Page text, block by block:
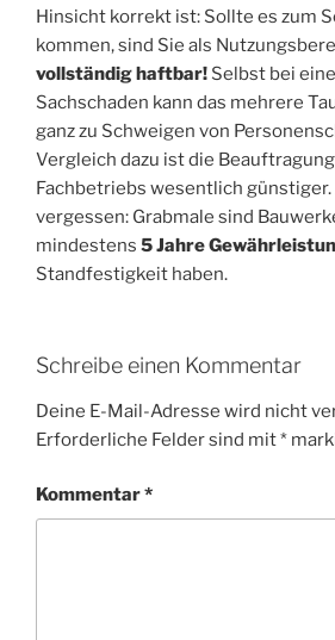
Hinsicht korrekt ist: Sollte es zum
kommen, sind Sie als
vollständig haftbar! Selbst bei
Sachschaden kann das mehrere
ganz zu Schweigen von
Vergleich dazu ist die
Fachbetriebs wesentlich
vergessen: Grabmale sind
mindestens 5 Jahre
Standfestigkeit haben.
Schreibe einen Kommentar
Deine E-Mail-Adresse wird nicht
Erforderliche Felder sind mit*
Kommentar*